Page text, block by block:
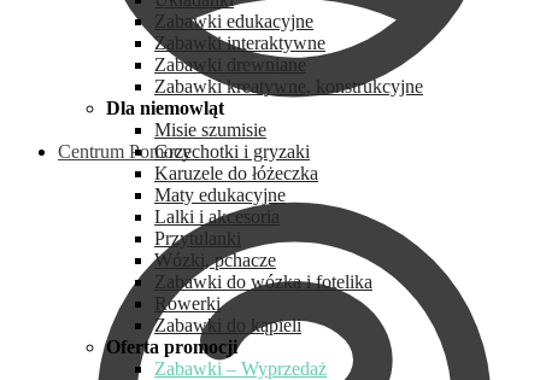
Centrum Pomocy
Zabawki edukacyjne
Zabawki interaktywne
Zabawki drewniane
Zabawki kreatywne, konstrukcyjne
Dla niemowląt
Misie szumisie
Grzechotki i gryzaki
Karuzele do łóżeczka
Maty edukacyjne
Lalki i akcesoria
Przytulanki
Wózki, pchacze
Zabawki do wózka i fotelika
Rowerki
Zabawki do kąpieli
Oferta promocji
Zabawki – Wyprzedaż